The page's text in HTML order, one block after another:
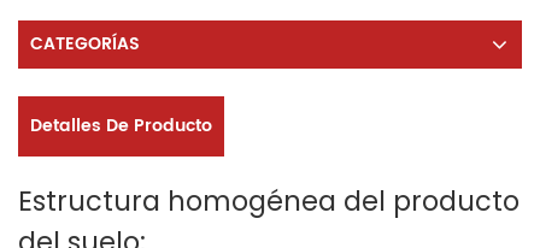
CATEGORÍAS
Detalles De Producto
Estructura homogénea del producto